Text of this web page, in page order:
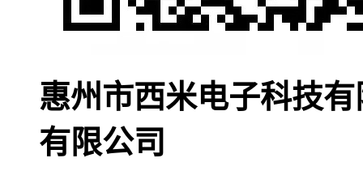
惠州市西米电子科技
有限公司